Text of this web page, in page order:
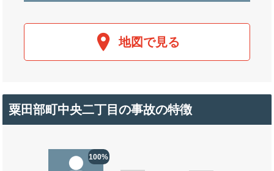
地図で見る
粟田部町中央二丁目の事故の特徴
100%